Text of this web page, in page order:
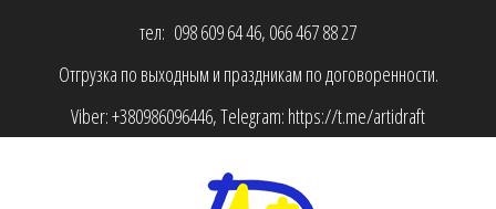
тел: 098 609 64 46, 066 467 88 27
Отгрузка по выходным и праздникам по договоренности.
Viber:+380986096446, Telegram: https://t.me/artidraft